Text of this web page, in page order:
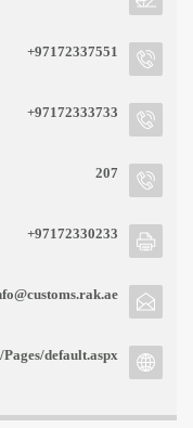
+97172337551
+97172333733
207
+97172330233
default.aspx